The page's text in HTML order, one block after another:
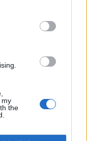
my
the
minulý týden
stráž s policií zabavily
Pasažéři lodi
Sám Watson na
na islandskou
vedrům více
letním